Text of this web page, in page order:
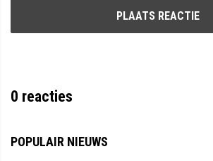
PLAATS REACTIE
0 reacties
POPULAIR NIEUWS